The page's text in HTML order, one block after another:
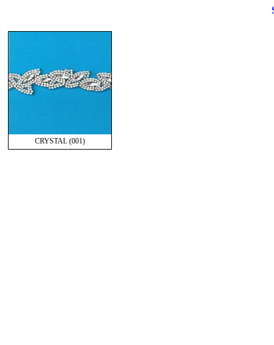
CRYSTAL (001)